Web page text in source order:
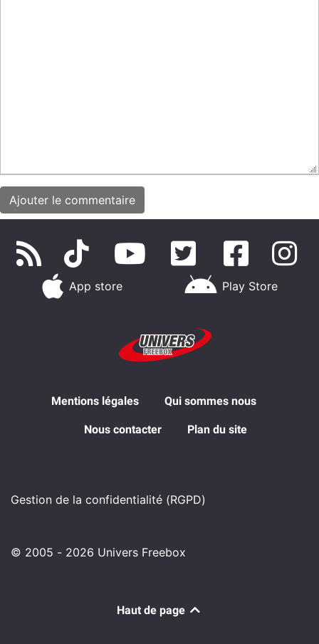
App store Play Store
Mentions légales Qui sommes nous
Nous contacter Plan du site
Gestion de la confidentialité (RGPD)
© 2005 - 2026 Univers Freebox
Haut de page